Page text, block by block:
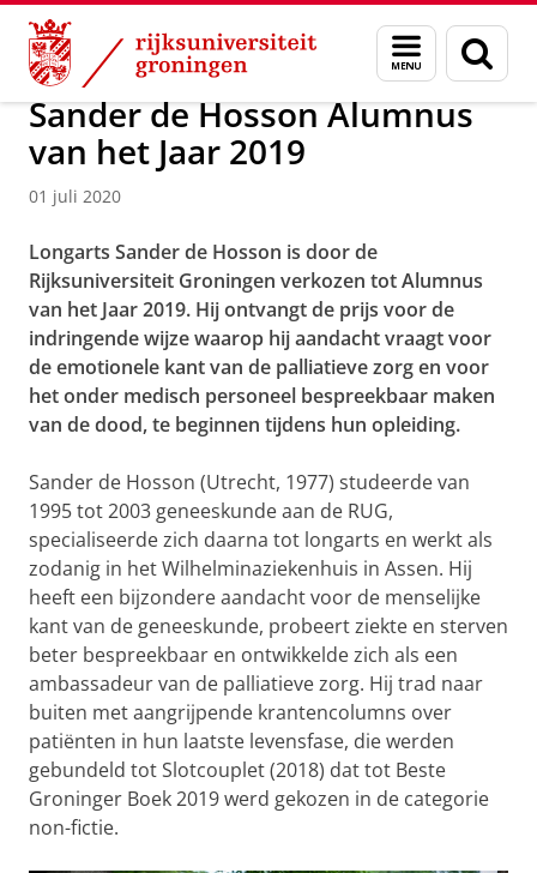
Skip
Content
Skip
Navigation
Menu
en
zoeken
Over ons Actueel Nieuws Nieuwsberichten
Sander de Hosson Alumnus
van het Jaar 2019
01 juli 2020
Longarts Sander de Hosson is door de
Rijksuniversiteit Groningen verkozen tot Alumnus
van het Jaar 2019. Hij ontvangt de prijs voor de
indringende wijze waarop hij aandacht vraagt voor
de emotionele kant van de palliatieve zorg en voor
het onder medisch personeel bespreekbaar maken
van de dood, te beginnen tijdens hun opleiding.
Sander de Hosson (Utrecht, 1977) studeerde van
1995 tot 2003 geneeskunde aan de RUG,
specialiseerde zich daarna tot longarts en werkt als
zodanig in het Wilhelminaziekenhuis in Assen. Hij
heeft een bijzondere aandacht voor de menselijke
kant van de geneeskunde, probeert ziekte en sterven
beter bespreekbaar en ontwikkelde zich als een
ambassadeur van de palliatieve zorg. Hij trad naar
buiten met aangrijpende krantencolumns over
patiënten in hun laatste levensfase, die werden
gebundeld tot Slotcouplet (2018) dat tot Beste
Groninger Boek 2019 werd gekozen in de categorie
non-fictie.